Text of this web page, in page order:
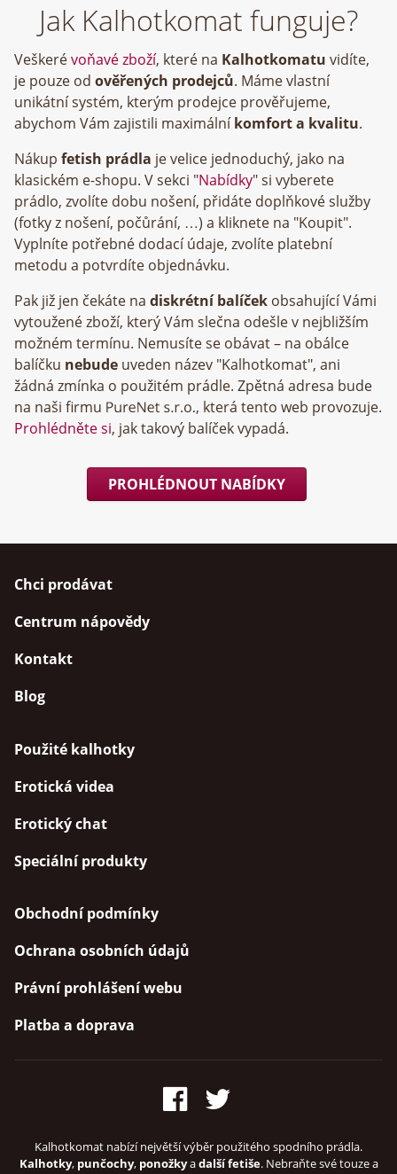
Jak Kalhotkomat funguje?
Veškerévoňavé zboží, které na Kalhotkomatu vidíte,
je pouze od ověřených prodejců. Máme vlastní
unikátní systém, kterým prodejce prověřujeme,
abychom Vám zajistili maximálníkomfort a kvalitu.
Nákup fetish prádla je velice jednoduchý, jako na
klasickém e-shopu. V sekci "Nabídky" si vyberete
prádlo, zvolíte dobu nošení, přidáte doplňkové služby
(fotky z nošení, počůrání, …) a kliknete na "Koupit".
Vyplníte potřebné dodací údaje, zvolíte platební
metodu a potvrdíte objednávku.
Pak již jen čekáte na diskrétní balíček obsahující Vámi
vytoužené zboží, který Vám slečna odešle v nejbližším
možném termínu. Nemusíte se obávat – na obálce
balíčku nebude uveden název "Kalhotkomat", ani
žádná zmínka o použitém prádle. Zpětná adresa bude
na naši firmu
, která tento web provozuje.
Prohlédněte si, jak takový balíček vypadá.
PROHLÉDNOUT NABÍDKY
Chci prodávat
Centrum nápovědy
Kontakt
Blog
Použité kalhotky
Erotická videa
Erotický chat
Speciální produkty
Obchodní podmínky
Ochrana osobních údajů
Právní prohlášení webu
Platba a doprava
Kalhotkomat nabízí největší výběr použitého spodního prádla.
Kalhotky, punčochy, ponožkyadalší fetiše. Nebraňte své touze a